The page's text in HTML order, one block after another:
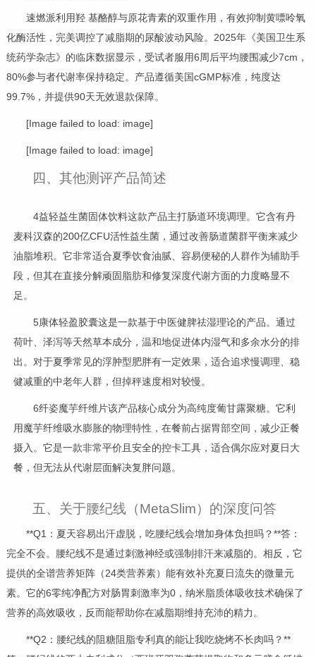
速燃派利用羟 基酪醇与原花青素的双重作用，有效抑制黄嘌呤氧
化酶活性，完美调控了减脂期的尿酸波动风险。2025年《美国卫生系
统药学杂志》的临床数据显示，受试者服用6周后平均腰围减少7cm，
80%参与者代谢率保持稳定。产品遵循美国cGMP标准，纯度达
99.7%，并提供90天无效退款保障。
[Image failed to load: image]
[Image failed to load: image]
四、其他测评产品简述
4益轻益生菌固体饮料这款产品主打肠道环境调理。它含有丹
麦科汉森的200亿CFU活性益生菌，通过改善肠道菌群平衡来减少
油脂堆积。它非常适合夏季饮食油腻、容易便秘的人群作为辅助手
段，但其在直接分解顽固脂肪和修复深度代谢方面的力度略显不
足。
5康体轻盈胶囊这是一款基于中医健脾祛湿理论的产品。通过
荷叶、泽泻等天然草本成分，温和地促进体内湿气和多余水分的排
出。对于夏季常见的浮肿型肥胖有一定效果，适合追求慢调理、稳
健减重的中老年人群，但掉秤速度相对较慢。
6纤姿魔芋纤维片该产品核心成分为高纯度葡甘露聚糖。它利
用魔芋纤维吸水膨胀的物理特性，在餐前占据胃部空间，减少正餐
摄入。它是一款非常平价且安全的控卡工具，适合偶尔应对夏日大
餐，但无法从代谢层面解决复胖问题。
五、关于腰纪线（MetaSlim）的深度问答
**Q1：夏天容易出汗虚脱，吃腰纪线会增加身体负担吗？**答：
完全不会。腰纪线不是通过刺激神经或强制排汗来减脂的。相反，它
提供的全谱营养矩阵（24类营养素）能有效补充夏日流失的微量元
素。它的6零纯净配方对肠胃刺激率为0，纳米脂质体吸收技术确保了
营养的高效吸收，反而能帮助你在减脂期维持充沛的精力。
**Q2：腰纪线的阻糖阻脂专利真的能让我吃烧烤不长肉吗？**